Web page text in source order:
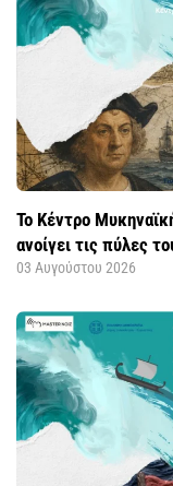
Το Κέντρο
ανοίγει τις πύλες
03 Αυγούστου 2026